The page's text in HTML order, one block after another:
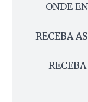
ONDE
RECEBA